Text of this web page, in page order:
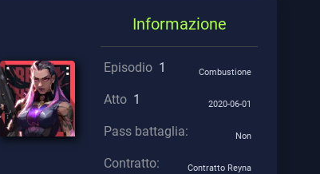
Informazione
Episodio 1 Combustione
Atto 1 2020-06-01
Pass battaglia: Non
Contratto: Contratto Reyna